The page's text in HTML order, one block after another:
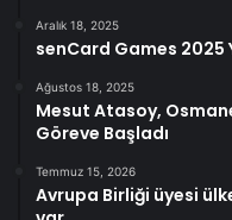
Aralık 18, 2025
senCard Games 2025
Ağustos 18, 2025
Mesut Atasoy,
Göreve Başladı
Temmuz 15, 2026
Avrupa Birliği üyesi